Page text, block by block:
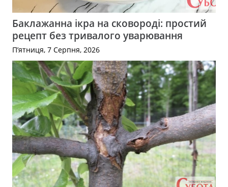
Баклажанна ікра на сковороді: простий
рецепт без тривалого уварювання
П’ятниця, 7 Серпня, 2026